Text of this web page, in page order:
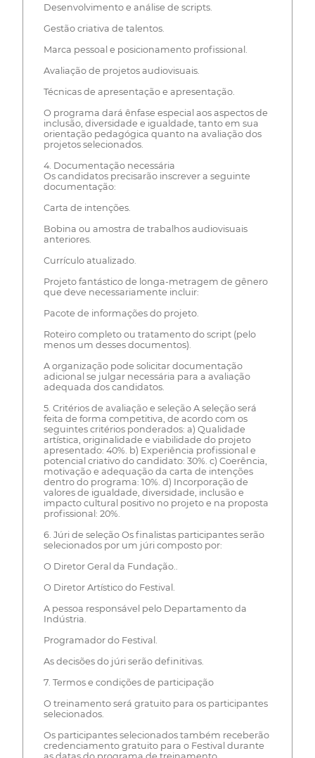
Desenvolvimento e análise de scripts.
Gestão criativa de talentos.
Marca pessoal e posicionamento profissional.
Avaliação de projetos audiovisuais.
Técnicas de apresentação e apresentação.
O programa dará ênfase especial aos aspectos de
inclusão, diversidade e igualdade, tanto em sua
orientação pedagógica quanto na avaliação dos
projetos selecionados.
4. Documentação necessária
Os candidatos precisarão inscrever a seguinte
documentação:
Carta de intenções.
Bobina ou amostra de trabalhos audiovisuais
anteriores.
Currículo atualizado.
Projeto fantástico de longa-metragem de gênero
que deve necessariamente incluir:
Pacote de informações do projeto.
Roteiro completo ou tratamento do script (pelo
menos um desses documentos).
A organização pode solicitar documentação
adicional se julgar necessária para a avaliação
adequada dos candidatos.
5. Critérios de avaliação e seleção A seleção será
feita de forma competitiva, de acordo com os
seguintes critérios ponderados: a) Qualidade
artística, originalidade e viabilidade do projeto
apresentado: 40%. b) Experiência profissional e
potencial criativo do candidato: 30%. c) Coerência,
motivação e adequação da carta de intenções
dentro do programa: 10%. d) Incorporação de
valores de igualdade, diversidade, inclusão e
impacto cultural positivo no projeto e na proposta
profissional: 20%.
6. Júri de seleção Os finalistas participantes serão
selecionados por um júri composto por:
O Diretor Geral da Fundação..
O Diretor Artístico do Festival.
A pessoa responsável pelo Departamento da
Indústria.
Programador do Festival.
As decisões do júri serão definitivas.
7. Termos e condições de participação
O treinamento será gratuito para os participantes
selecionados.
Os participantes selecionados também receberão
credenciamento gratuito para o Festival durante